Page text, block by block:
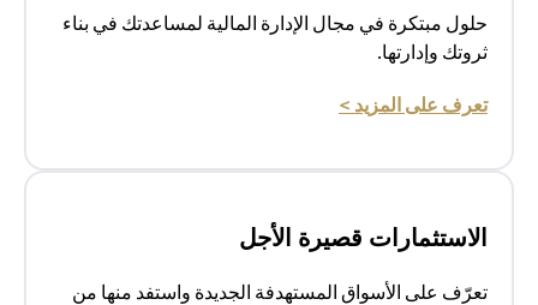
حلول مبتكرة في مجال الإدارة المالية لمساعدتك في بناء
ثروتك وإدارتها.
تعرف على المزيد >
الاستثمارات قصيرة الأجل
تعرّف على الأسواق المستهدفة الجديدة واستفد منها من